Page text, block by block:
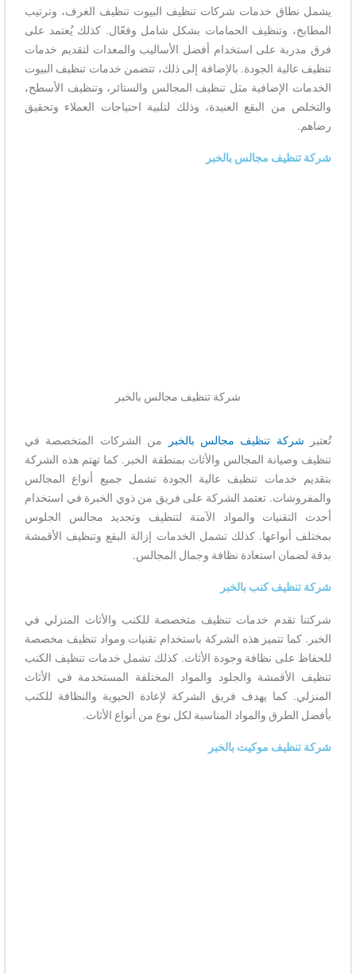
يشمل نطاق خدمات شركات تنظيف البيوت تنظيف الغرف، وترتيب
المطابخ، وتنظيف الحمامات بشكل شامل وفعّال. كذلك يُعتمد على
فرق مدربة على استخدام أفضل الأساليب والمعدات لتقديم خدمات
تنظيف عالية الجودة. بالإضافة إلى ذلك، تتضمن خدمات تنظيف البيوت
الخدمات الإضافية مثل تنظيف المجالس والستائر، وتنظيف الأسطح،
والتخلص من البقع العنيدة، وذلك لتلبية احتياجات العملاء وتحقيق
رضاهم.
شركة تنظيف مجالس بالخبر
شركة تنظيف مجالس بالخبر
تُعتبر شركة تنظيف مجالس بالخبر
من الشركات المتخصصة في
تنظيف وصيانة المجالس والأثاث بمنطقة الخبر. كما تهتم هذه الشركة
بتقديم خدمات تنظيف عالية الجودة تشمل جميع أنواع المجالس
والمفروشات. تعتمد الشركة على فريق من ذوي الخبرة في استخدام
أحدث التقنيات والمواد الآمنة لتنظيف وتجديد مجالس الجلوس
بمختلف أنواعها. كذلك تشمل الخدمات إزالة البقع وتنظيف الأقمشة
بدقة لضمان استعادة نظافة وجمال المجالس.
شركة تنظيف كنب بالخبر
شركتنا تقدم خدمات تنظيف متخصصة للكنب والأثاث المنزلي في
الخبر. كما تتميز هذه الشركة باستخدام تقنيات ومواد تنظيف مخصصة
للحفاظ على نظافة وجودة الأثاث. كذلك تشمل خدمات تنظيف الكنب
تنظيف الأقمشة والجلود والمواد المختلفة المستخدمة في الأثاث
المنزلي. كما يهدف فريق الشركة لإعادة الحيوية والنظافة للكنب
بأفضل الطرق والمواد المناسبة لكل نوع من أنواع الأثاث.
شركة تنظيف موكيت بالخبر